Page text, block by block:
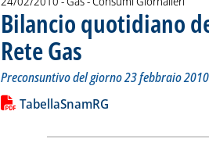
Bilancio quotidiano
Rete Gas . Sottotitolo: Preconsuntivo del
. Pubblicata mercoledì 24
Preconsuntivo del giorno 23 febbraio 2010
Leggi tutta la notizia: 'Bilancio
Lista allegati PDF alla notizia
TabellaSnamRG